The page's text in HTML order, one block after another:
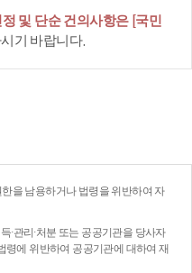
정 및 단순 건의사항은 [국민
기 바랍니다.
을 남용하거나 법령을 위반하여 자
·관리·처분 또는 공공기관을 당사자
령에 위반하여 공공기관에 대하여 재